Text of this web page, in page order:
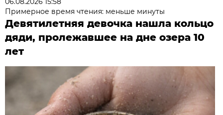
Примерное время чтения: меньше минуты
Девятилетняя девочка нашла кольцо
дяди, пролежавшее на дне озера 10
лет